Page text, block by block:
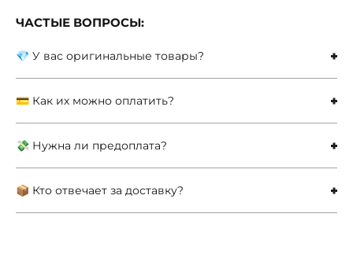
ЧАСТЫЕ ВОПРОСЫ:
💎 У вас оригинальные товары?
💳 Как их можно оплатить?
💸 Нужна ли предоплата?
📦 Кто отвечает за доставку?